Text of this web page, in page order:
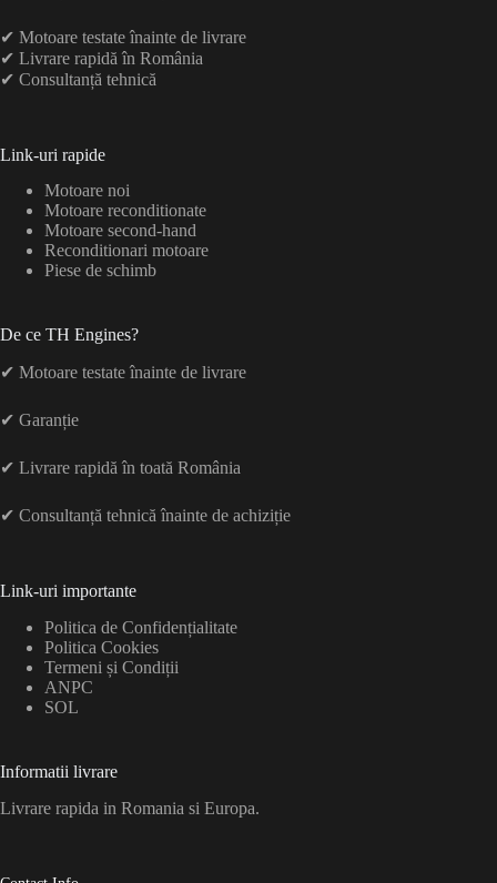
✔ Motoare testate înainte de livrare
✔ Livrare rapidă în România
✔ Consultanță tehnică
Link-uri rapide
Motoare noi
Motoare reconditionate
Motoare second-hand
Reconditionari motoare
Piese de schimb
De ce TH Engines?
✔ Motoare testate înainte de livrare
✔ Garanție
✔ Livrare rapidă în toată România
✔ Consultanță tehnică înainte de achiziție
Link-uri importante
Politica de Confidențialitate
Politica Cookies
Termeni și Condiții
ANPC
SOL
Informatii livrare
Livrare rapida in Romania si Europa.